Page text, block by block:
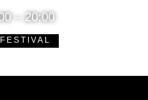
– 20:00